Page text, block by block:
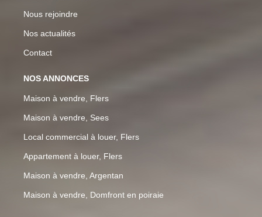
Nous rejoindre
Nos actualités
Contact
NOS ANNONCES
Maison à vendre, Flers
Maison à vendre, Sees
Local commercial à louer, Flers
Appartement à louer, Flers
Maison à vendre, Argentan
Maison à vendre, Domfront en poiraie